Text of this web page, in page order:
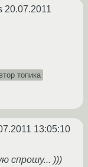
20.07.2011
топика
13:05:10
спрошу... )))